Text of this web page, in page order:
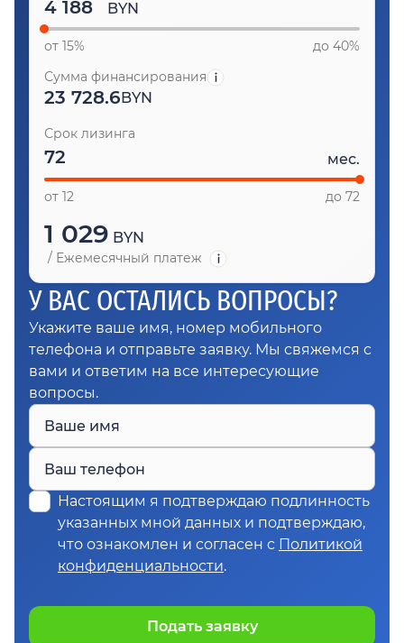
BYN
от 15%
до 40%
Сумма финансирования
23 728.6BYN
Срок лизинга
мес.
от 12 до 72
1 029 BYN
/ Ежемесячный платеж
У ВАС ОСТАЛИСЬ ВОПРОСЫ?
Укажите ваше имя, номер мобильного
телефона и отправьте заявку. Мы свяжемся с
вами и ответим на все интересующие
вопросы.
Ваше имя
Ваш телефон
Настоящим я подтверждаю подлинность
указанных мной данных и подтверждаю,
что ознакомлен и согласен с Политикой
конфиденциальности.
Подать заявку